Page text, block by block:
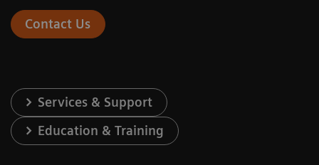
Contact Us
Services & Support
Education & Training